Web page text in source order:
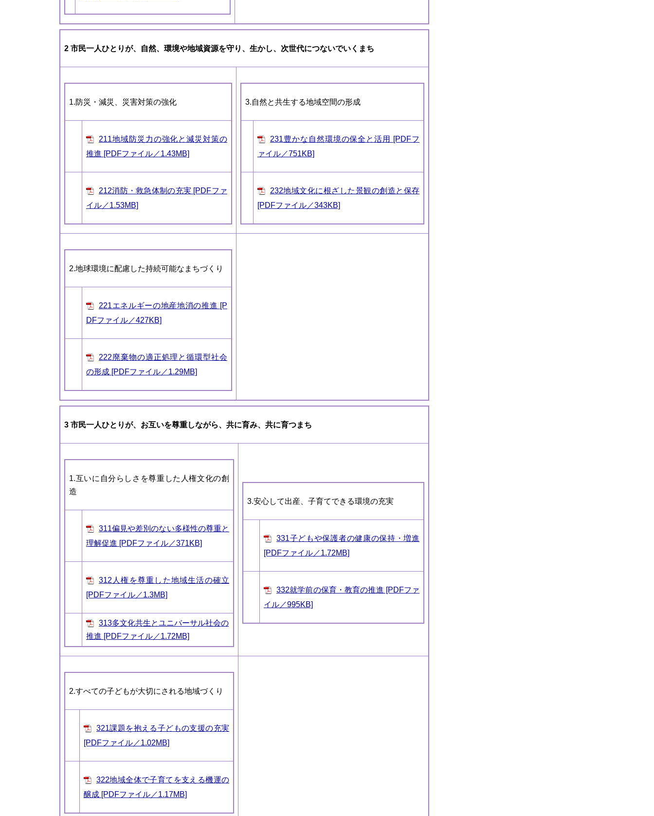
2 市民一人ひとりが、自然、環境や地域資源を守り、生かし、次世代につないでいくまち
1.防災・減災、災害対策の強化
211地域防災力の強化と減災対策の
推進 [PDFファイル／1.43MB]
212消防・救急体制の充実 [PDFファ
イル／1.53MB]
3.自然と共生する地域空間の形成
231豊かな自然環境の保全と活用 [PDFフ
ァイル／751KB]
232地域文化に根ざした景観の創造と保存
[PDFファイル／343KB]
2.地球環境に配慮した持続可能なまちづくり
221エネルギーの地産地消の推進 [P
DFファイル／427KB]
222廃棄物の適正処理と循環型社会
の形成 [PDFファイル／1.29MB]
3 市民一人ひとりが、お互いを尊重しながら、共に育み、共に育つまち
1.互いに自分らしさを尊重した人権文化の創
造
311偏見や差別のない多様性の尊重と
理解促進 [PDFファイル／371KB]
312人権を尊重した地域生活の確立
[PDFファイル／1.3MB]
313多文化共生とユニバーサル社会の
推進 [PDFファイル／1.72MB]
3.安心して出産、子育てできる環境の充実
331子どもや保護者の健康の保持・増進
[PDFファイル／1.72MB]
332就学前の保育・教育の推進 [PDFファ
イル／995KB]
2.すべての子どもが大切にされる地域づくり
321課題を抱える子どもの支援の充実
[PDFファイル／1.02MB]
322地域全体で子育てを支える機運の
醸成 [PDFファイル／1.17MB]